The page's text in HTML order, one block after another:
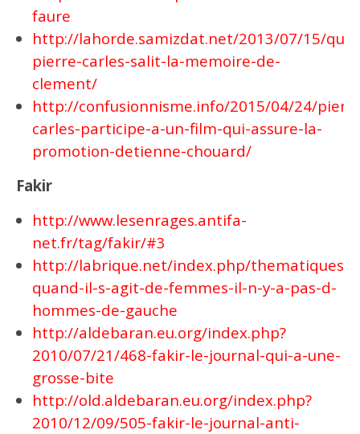
faure
http://lahorde.samizdat.net/2013/07/15/
pierre-carles-salit-la-memoire-de-
clement/
http://confusionnisme.info/2015/04/24/
carles-participe-a-un-film-qui-assure-la-
promotion-detienne-chouard/
Fakir
http://www.lesenrages.antifa-
net.fr/tag/fakir/#3
http://labrique.net/index.php/thematiques/
quand-il-s-agit-de-femmes-il-n-y-a-pas-d-
hommes-de-gauche
http://aldebaran.eu.org/index.php?
2010/07/21/468-fakir-le-journal-qui-a-une-
grosse-bite
http://old.aldebaran.eu.org/index.php?
2010/12/09/505-fakir-le-journal-anti-